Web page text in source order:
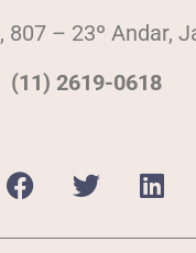
807 – 23º Andar,
(11) 2619-0618